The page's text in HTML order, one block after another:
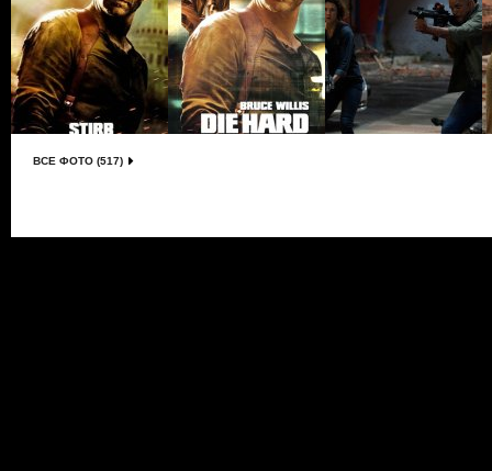
ВСЕ ФОТО (517)